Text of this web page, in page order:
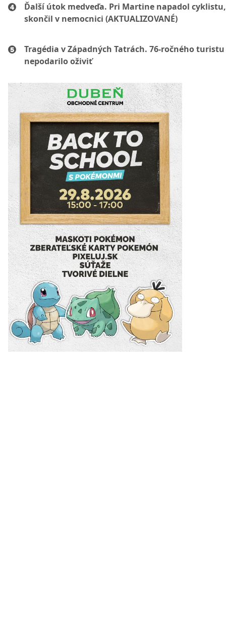
Ďalší útok medveďa. Pri Martine napadol
skončil v nemocnici (AKTUALIZOVANÉ)
Tragédia v Západných Tatrách. 76-ročného turistu
nepodarilo oživiť